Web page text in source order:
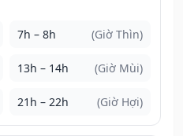
7h – 8h (Giờ Thìn)
13h – 14h (Giờ Mùi)
21h – 22h (Giờ Hợi)